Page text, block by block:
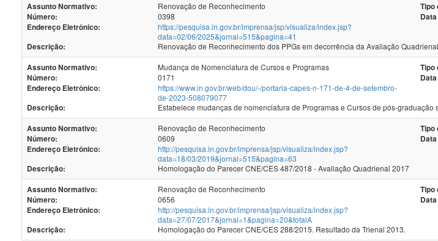
Assunto Normativo: Renovação de Reconhecimento Tipo
Número:
0398
Endereço Eletrônico:
https://pesquisa.in.gov.br/imprensa/jsp/visualiza/index.jsp?
data=02/06/2025&jornal=515&pagina=41
Descrição:
Renovação de Reconhecimento dos PPGs em decorrência da Avaliação
Assunto Normativo: Mudança de Nomenclatura de Cursos e Programas Tipo
Número:
0171
Endereço Eletrônico:
https://www.in.gov.br/web/dou/-/portaria-capes-n-171-de-4-de-setembro-
de-2023-508079077
Descrição:
Estabelece mudanças de nomenclatura de Programas e Cursos de pós-graduação
Assunto Normativo: Renovação de Reconhecimento Tipo
Número:
0609
Endereço Eletrônico:
http://pesquisa.in.gov.br/imprensa/jsp/visualiza/index.jsp?
data=18/03/2019&jornal=515&pagina=63
Descrição:
Homologação do Parecer CNE/CES 487/2018 - Avaliação Quadrienal 2017
Assunto Normativo: Renovação de Reconhecimento Tipo
Número:
0656
Endereço Eletrônico:
http://pesquisa.in.gov.br/imprensa/jsp/visualiza/index.jsp?
data=27/07/2017&jornal=1&pagina=20&totalA
Descrição:
Homologação do Parecer CNE/CES 288/2015. Resultado da Trienal 2013.